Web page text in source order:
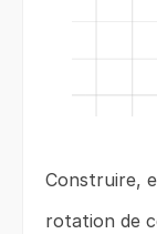
Construire,
rotation de